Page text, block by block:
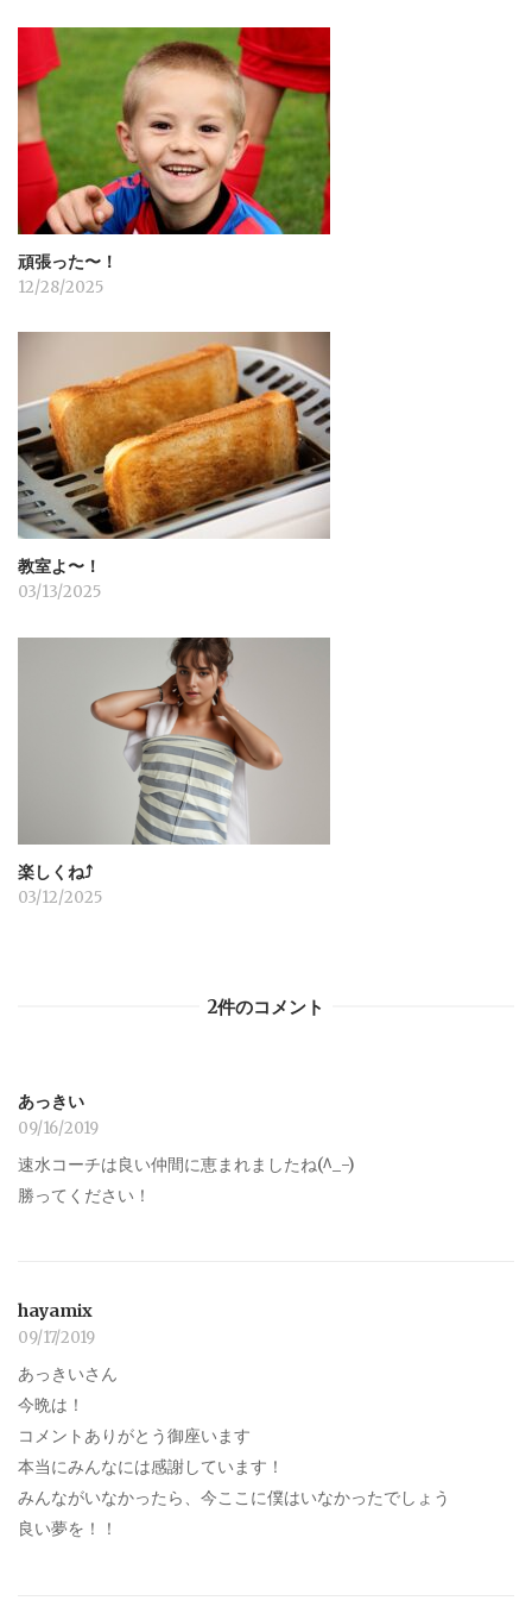
シ
ョ
ン
頑張った〜！
12/28/2025
教室よ〜！
03/13/2025
楽しくね⤴︎
03/12/2025
2件のコメント
あっきい
09/16/2019
速水コーチは良い仲間に恵まれましたね(^_-)
勝ってください！
hayamix
09/17/2019
あっきいさん
今晩は！
コメントありがとう御座います
本当にみんなには感謝しています！
みんながいなかったら、今ここに僕はいなかったでしょう
良い夢を！！